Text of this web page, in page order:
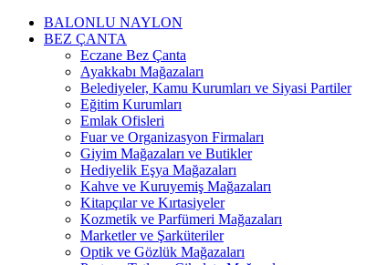
BALONLU NAYLON
BEZ ÇANTA
Eczane Bez Çanta
Ayakkabı Mağazaları
Belediyeler, Kamu Kurumları ve Siyasi Partiler
Eğitim Kurumları
Emlak Ofisleri
Fuar ve Organizasyon Firmaları
Giyim Mağazaları ve Butikler
Hediyelik Eşya Mağazaları
Kahve ve Kuruyemiş Mağazaları
Kitapçılar ve Kırtasiyeler
Kozmetik ve Parfümeri Mağazaları
Marketler ve Şarküteriler
Optik ve Gözlük Mağazaları